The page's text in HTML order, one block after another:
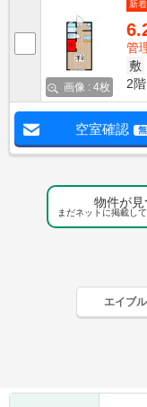
画像 : 4枚
新着
管
敷
2階
空室確認
物件が
まだネットに掲載し
エイブ